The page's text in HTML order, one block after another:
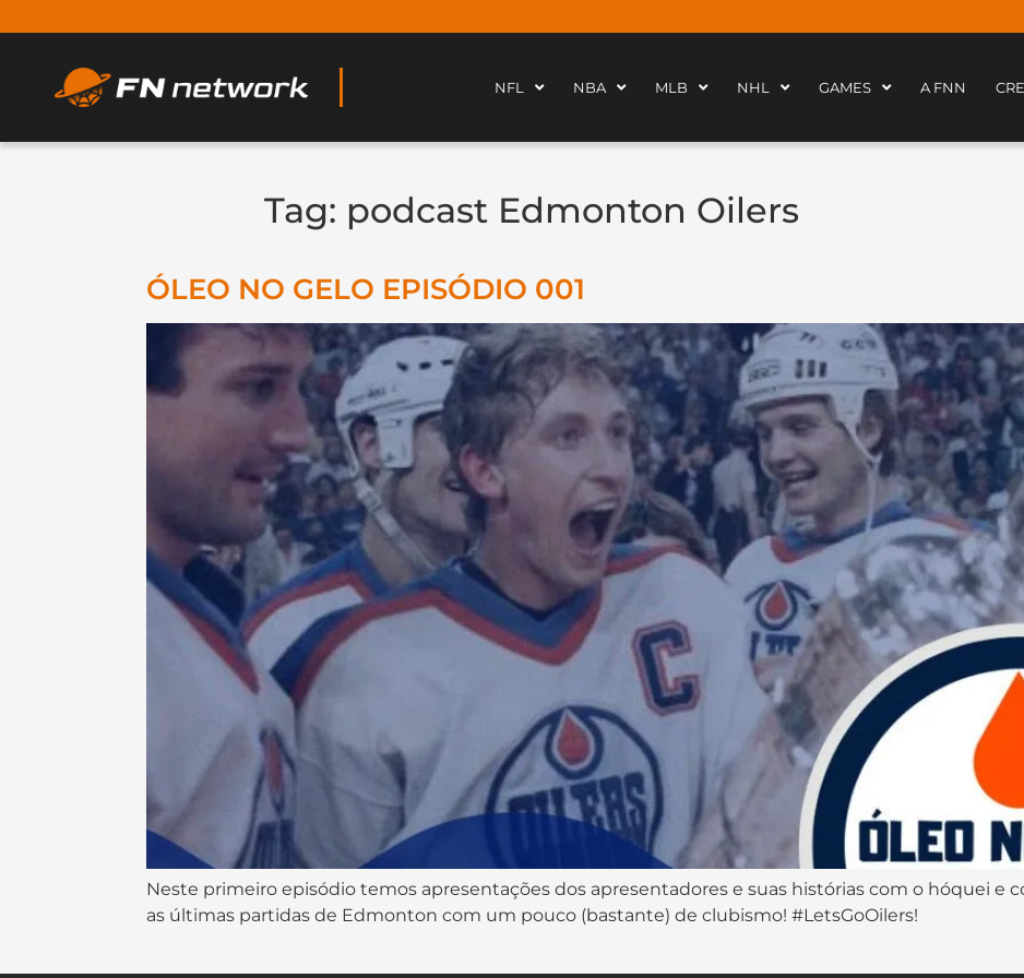
NFL NBA MLB NHL GAMES A FNN
Tag: podcast Edmonton Oilers
ÓLEO NO GELO EPISÓDIO 001
Neste primeiro episódio temos apresentações dos apresentadores e suas histórias com o hóquei e
as últimas partidas de Edmonton com um pouco (bastante) de clubismo! #LetsGoOilers!